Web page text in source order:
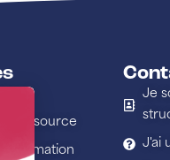
?
ressource
formation
Je
J'ai